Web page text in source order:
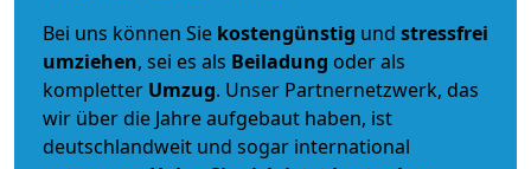
Bei uns können Sie kostengünstig und stressfrei
umziehen, sei es als Beiladung oder als
kompletter Umzug. Unser Partnernetzwerk, das
wir über die Jahre aufgebaut haben, ist
deutschlandweit und sogar international